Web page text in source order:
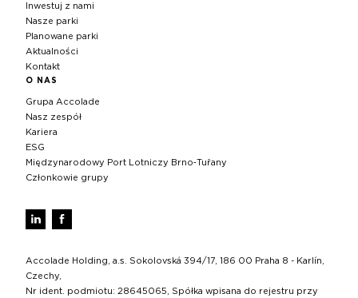
Inwestuj z nami
Nasze parki
Planowane parki
Aktualności
Kontakt
O NAS
Grupa Accolade
Nasz zespół
Kariera
ESG
Międzynarodowy Port Lotniczy Brno‑Tuřany
Członkowie grupy
Accolade Holding, a.s. Sokolovská 394/17, 186 00 Praha 8 - Karlín,
Czechy,
Nr ident. podmiotu: 28645065, Spółka wpisana do rejestru przy